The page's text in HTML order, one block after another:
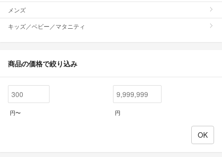
メンズ
キッズ／ベビー／マタニティ
商品の価格で絞り込み
円〜 円